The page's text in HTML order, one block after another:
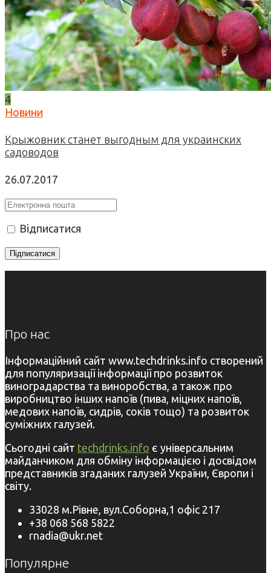
4
Новини
Крыжовник станет выгодным для украинских
садоводов
26.07.2017
Відписатися
Про нас
Інформаційний сайт www.techdrinks.info створений
для популяризації інформації про розвиток
виноградарства та виноробства, а також про
виробництво інших напоїв (пива, міцних напоїв,
медових напоїв, сидрів, соків тощо) та розвиток
суміжних галузей.
Сьогодні сайт techdrinks.info є універсальним
майданчиком для обміну інформацією і досвідом
представників згаданих галузей України, Європи і
світу.
33028 м.Рівне, вул.Соборна,1 офіс 217
+38 068 568 5822
rnadia@ukr.net
Популярне